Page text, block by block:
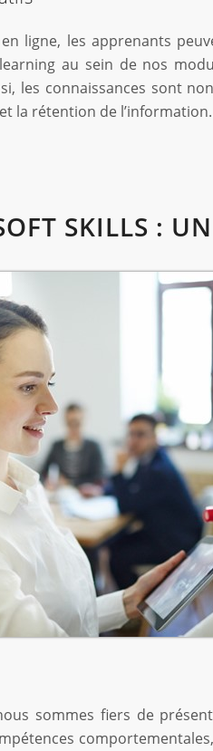
ligne, les apprenants
au sein de nos
les connaissances sont
la rétention de l’information.
SKILLS :
sommes fiers de